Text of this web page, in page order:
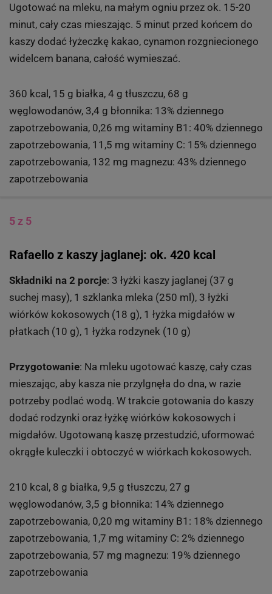
Ugotować na mleku, na małym ogniu przez ok. 15-20
minut, cały czas mieszając. 5 minut przed końcem do
kaszy dodać łyżeczkę kakao, cynamon rozgniecionego
widelcem banana, całość wymieszać.
360 kcal, 15 g białka, 4 g tłuszczu, 68 g
węglowodanów, 3,4 g błonnika: 13% dziennego
zapotrzebowania, 0,26 mg witaminy B1: 40% dziennego
zapotrzebowania, 11,5 mg witaminy C: 15% dziennego
zapotrzebowania, 132 mg magnezu: 43% dziennego
zapotrzebowania
5 z 5
Rafaello z kaszy jaglanej: ok. 420 kcal
Składniki na 2 porcje: 3 łyżki kaszy jaglanej (37 g
suchej masy), 1 szklanka mleka (250 ml), 3 łyżki
wiórków kokosowych (18 g), 1 łyżka migdałów w
płatkach (10 g), 1 łyżka rodzynek (10 g)
Przygotowanie: Na mleku ugotować kaszę, cały czas
mieszając, aby kasza nie przylgnęła do dna, w razie
potrzeby podlać wodą. W trakcie gotowania do kaszy
dodać rodzynki oraz łyżkę wiórków kokosowych i
migdałów. Ugotowaną kaszę przestudzić, uformować
okrągłe kuleczki i obtoczyć w wiórkach kokosowych.
210 kcal, 8 g białka, 9,5 g tłuszczu, 27 g
węglowodanów, 3,5 g błonnika: 14% dziennego
zapotrzebowania, 0,20 mg witaminy B1: 18% dziennego
zapotrzebowania, 1,7 mg witaminy C: 2% dziennego
zapotrzebowania, 57 mg magnezu: 19% dziennego
zapotrzebowania